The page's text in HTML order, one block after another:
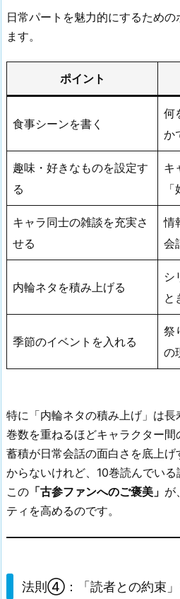
日常パートを魅力的にするため
ます。
ポイント
食事シーンを書く
何
か
趣味・好きなものを設定す
る
キ
キャラ同士の雑談を充実さ
せる
情
会
内輪ネタを積み上げる
シ
と
季節のイベントを入れる
祭
の
特に「内輪ネタの積み上げ」は長
巻数を重ねるほどキャラクター
蓄積が日常会話の面白さを底上げ
からないけれど、10巻読んでい
この 「古参ファンへのご褒美」 が
ティを高めるのです。
法則④：「読者との約束」